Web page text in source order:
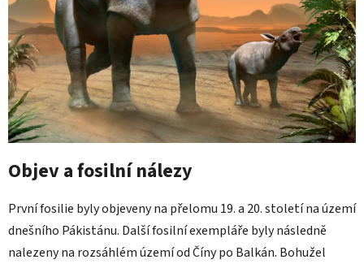
Objev a fosilní nálezy
První fosilie byly objeveny na přelomu 19. a 20. století na území
dnešního Pákistánu. Další fosilní exempláře byly následně
nalezeny na rozsáhlém území od Číny po Balkán. Bohužel